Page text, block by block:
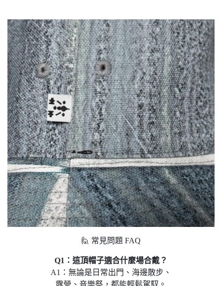
🙋 常見問題 FAQ
Q1：這頂帽子適合什麼場合戴？
A1：無論是日常出門、海邊散步、
露營、音樂祭，都能輕鬆駕馭。